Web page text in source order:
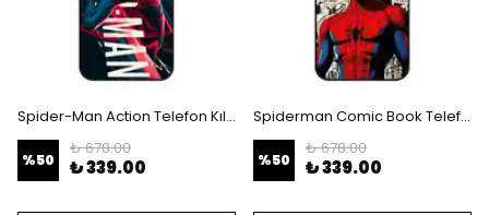
Spider-Man Action Telefon Kılıfı
%50
₺ 678.00
₺ 339.00
Spiderman Comic Book Telefon Kılıfı
%50
₺ 678.00
₺ 339.00